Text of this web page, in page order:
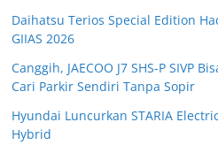
Daihatsu Terios Special Edition
GIIAS 2026
Canggih, JAECOO J7 SHS-P SIVP
Cari Parkir Sendiri Tanpa Sopir
Hyundai Luncurkan STARIA
Hybrid